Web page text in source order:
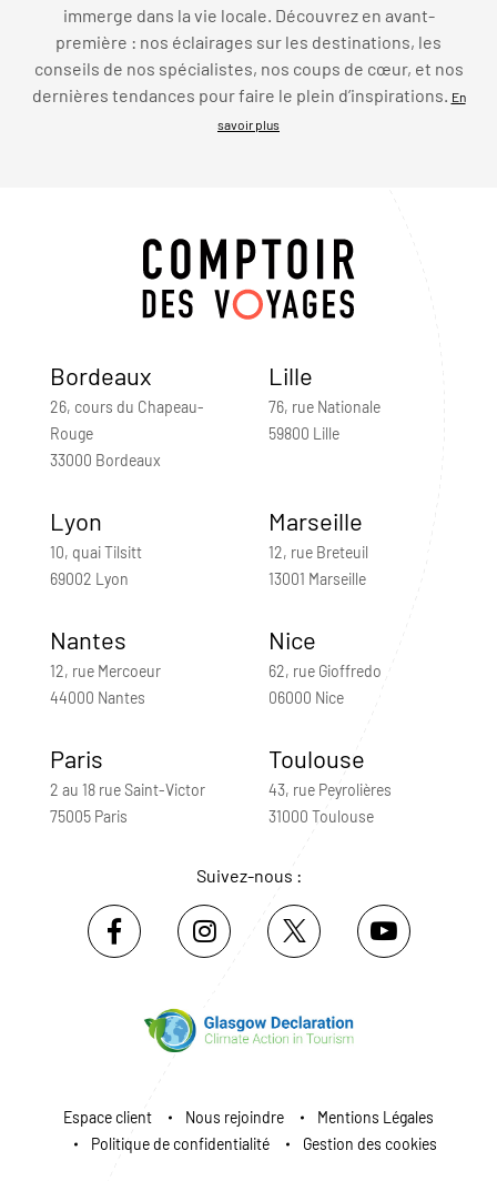
immerge dans la vie locale. Découvrez en avant-
première : nos éclairages sur les destinations, les
conseils de nos spécialistes, nos coups de cœur, et nos
dernières tendances pour faire le plein d’inspirations.
En
savoir plus
Bordeaux
26, cours du Chapeau-
Rouge
33000 Bordeaux
Lille
76, rue Nationale
59800 Lille
Lyon
10, quai Tilsitt
69002 Lyon
Marseille
12, rue Breteuil
13001 Marseille
Nantes
12, rue Mercoeur
44000 Nantes
Nice
62, rue Gioffredo
06000 Nice
Paris
2 au 18 rue Saint-Victor
75005 Paris
Toulouse
43, rue Peyrolières
31000 Toulouse
Suivez-nous :
Espace client Nous rejoindre
Mentions Légales
Politique de confidentialité
Gestion des cookies